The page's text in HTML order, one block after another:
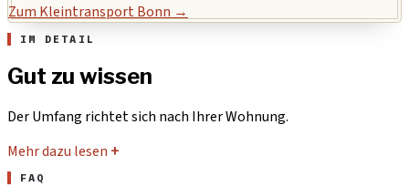
Zum Kleintransport Bonn →
IM DETAIL
Gut zu wissen
Der Umfang richtet sich nach Ihrer Wohnung.
Mehr dazu lesen +
FAQ